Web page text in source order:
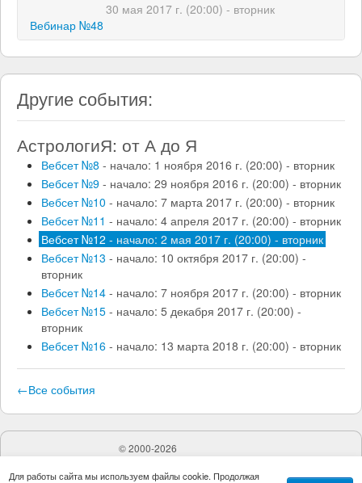
доме. Астрологи описывают качества свои и
близких людей.
негативные проявления.
манера поведения. Пример из консультации:
дама с Плутоном в 1м доме.
Высокая способность к самовосстановлению.
Необходимо давать выход энергии через
деятельность. Представитель коллективного
эгрегора.
Способен на резкие перемены, вовлекается в
коллективные события, притяивает к себе
кризисы. Коллективные явления.
Плутон в 1м доме в личных взаимоотношениях.
Примеры из описаний практикующих астрологов
своих проявлений, а также родственников и
друзей. 2 типа проявлений: придавленные
Плутоном и поддерживаемые Плутоном.
Разбор домашнего задания. Качественная
ректификация гороскопа Ренаты Литвиновой. 1й
Предполагаемый асцендент в Весах.
Характерные черты, подтверждающие такой
выбор.
Подробнее →
30 мая 2017 г. (20:00) - вторник
Вебинар №48
Другие события:
АстрологиЯ: от А до Я
Вебсет №8 - начало: 1 ноября 2016 г. (20:00) - вторник
Вебсет №9 - начало: 29 ноября 2016 г. (20:00) - вторник
Вебсет №10 - начало: 7 марта 2017 г. (20:00) - вторник
Вебсет №11 - начало: 4 апреля 2017 г. (20:00) - вторник
Вебсет №12 - начало: 2 мая 2017 г. (20:00) - вторник
Вебсет №13 - начало: 10 октября 2017 г. (20:00) -
вторник
Вебсет №14 - начало: 7 ноября 2017 г. (20:00) - вторник
Вебсет №15 - начало: 5 декабря 2017 г. (20:00) -
вторник
Вебсет №16 - начало: 13 марта 2018 г. (20:00) - вторник
←Все события
©2000-2026
Для работы сайта мы используем файлы cookie. Продолжая